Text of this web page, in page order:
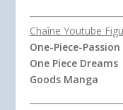
Chaîne Youtube
One-Piece-Passion
One Piece Dreams
Goods Manga